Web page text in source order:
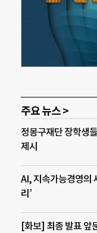
주요 뉴스 >
정몽구재단 장학생
제시
AI, 지속가능경영의
리’
[화보] 최종 발표 앞